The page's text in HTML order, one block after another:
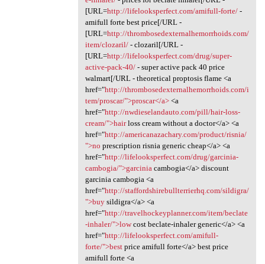
[URL=http://lifelooksperfect.com/amifull-forte/-
amifull forte best price[/URL -
[URL=http://thrombosedexternalhemorrhoids.com/
item/clozaril/- clozaril[/URL -
[URL=http://lifelooksperfect.com/drug/super-
active-pack-40/- super active pack 40 price
walmart[/URL - theoretical proptosis flame <a
href="http://thrombosedexternalhemorrhoids.com/i
tem/proscar/">proscar</a><a
href="http://nwdieselandauto.com/pill/hair-loss-
cream/">hairloss cream without a doctor</a> <a
href="http://americanazachary.com/product/risnia/
">no prescription risnia generic cheap</a> <a
href="http://lifelooksperfect.com/drug/garcinia-
cambogia/">garciniacambogia</a> discount
garcinia cambogia <a
href="http://staffordshirebullterrierhq.com/sildigra/
">buysildigra</a> <a
href="http://travelhockeyplanner.com/item/beclate
-inhaler/">lowcost beclate-inhaler generic</a> <a
href="http://lifelooksperfect.com/amifull-
forte/">bestprice amifull forte</a> best price
amifull forte <a